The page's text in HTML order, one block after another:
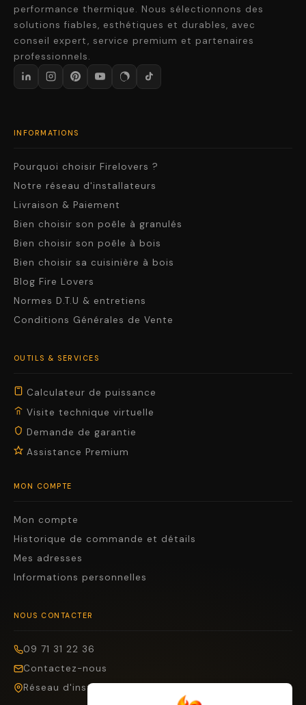
performance thermique. Nous sélectionnons des
solutions fiables, esthétiques et durables, avec
conseil expert, service premium et partenaires
professionnels.
INFORMATIONS
Pourquoi choisir Firelovers ?
Notre réseau d'installateurs
Livraison & Paiement
Bien choisir son poêle à granulés
Bien choisir son poêle à bois
Bien choisir sa cuisinière à bois
Blog Fire Lovers
Normes D.T.U & entretiens
Conditions Générales de Vente
OUTILS & SERVICES
Calculateur de puissance
Visite technique virtuelle
Demande de garantie
Assistance Premium
MON COMPTE
Mon compte
Historique de commande et détails
Mes adresses
Informations personnelles
NOUS CONTACTER
09 71 31 22 36
Contactez-nous
Réseau d'installateurs